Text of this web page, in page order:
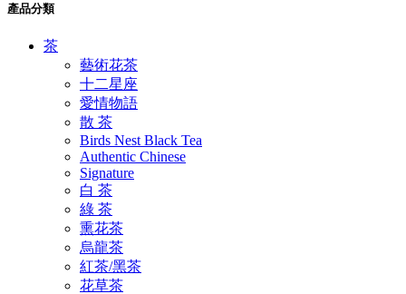
產品分類
茶
藝術花茶
十二星座
愛情物語
散 茶
Birds Nest Black Tea
Authentic Chinese
Signature
白 茶
綠 茶
熏花茶
烏龍茶
紅茶/黑茶
花草茶